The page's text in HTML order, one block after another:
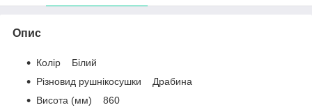
Опис
Колір Білий
Різновид рушнікосушки Драбина
Висота (мм) 860